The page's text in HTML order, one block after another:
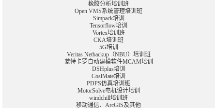
橡胶分析培训班
Open VMS系统管理培训班
Simpack培训
Tensorflow培训
Vortex培训班
CKA培训班
5G培训
Veritas Netbackup（NBU）培训班
蒙特卡罗自动建模软件MCAM培训
DSHplus培训
CosiMate培训
PDPS仿真培训班
MotorSolve电机设计培训
windchill培训班
移动通信、 ArcGIS及其他